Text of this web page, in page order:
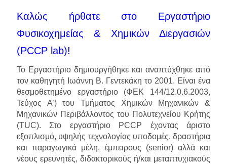
Καλώς ήρθατεστο Εργαστήριο
Φυσικοχημείας & Χημικών Διεργασιών
(PCCP lab)!
Το Εργαστήριο δημιουργήθηκε και αναπτύχθηκε από
τον καθηγητή Ιωάννη Β. Γεντεκάκη το 2001. Είναι ένα
θεσμοθετημένο εργαστήριο (ΦΕΚ 144/12.0.6.2003,
Τεύχος Α’) του Τμήματος Χημικών Μηχανικών &
Μηχανικών Περιβάλλοντος του Πολυτεχνείου Κρήτης
(TUC). Στο εργαστήριο PCCP έχοντας άριστο
εξοπλισμό, υψηλής τεχνολογίας υποδομές, δραστήρια
και παραγωγικά μέλη, έμπειρους (senior) αλλά και
νέους ερευνητές, διδακτορικούς ή/και μεταπτυχιακούς